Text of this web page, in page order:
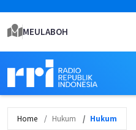
MEULABOH
Home Hukum Hukum